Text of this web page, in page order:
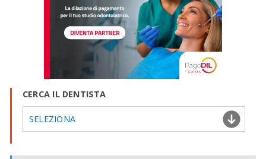
CERCA IL DENTISTA
SELEZIONA